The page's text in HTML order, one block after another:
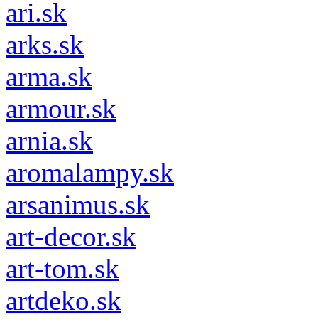
ari.sk
arks.sk
arma.sk
armour.sk
arnia.sk
aromalampy.sk
arsanimus.sk
art-decor.sk
art-tom.sk
artdeko.sk